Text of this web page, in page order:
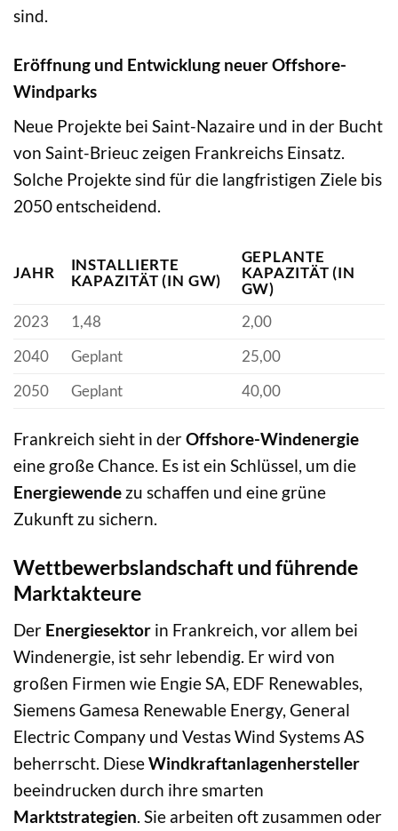
sind.
Eröffnung und Entwicklung neuer Offshore-
Windparks
Neue Projekte bei Saint-Nazaire und in der Bucht
von Saint-Brieuc zeigen Frankreichs Einsatz.
Solche Projekte sind für die langfristigen Ziele bis
2050 entscheidend.
JAHR
INSTALLIERTE
KAPAZITÄT (IN GW)
GEPLANTE
KAPAZITÄT (IN
GW)
2023
1,48
2,00
2040
Geplant
25,00
2050
Geplant 40,00
Frankreich sieht in derOffshore-Windenergie
eine große Chance. Es ist ein Schlüssel, um die
Energiewende zu schaffen und eine grüne
Zukunft zu sichern.
Wettbewerbslandschaft und führende
Marktakteure
Der Energiesektor in Frankreich, vor allem bei
Windenergie, ist sehr lebendig. Er wird von
großen Firmen wie Engie SA, EDF Renewables,
Siemens Gamesa Renewable Energy, General
Electric Company und Vestas Wind Systems AS
beherrscht. DieseWindkraftanlagenhersteller
beeindrucken durch ihre smarten
Marktstrategien. Sie arbeiten oft zusammen oder